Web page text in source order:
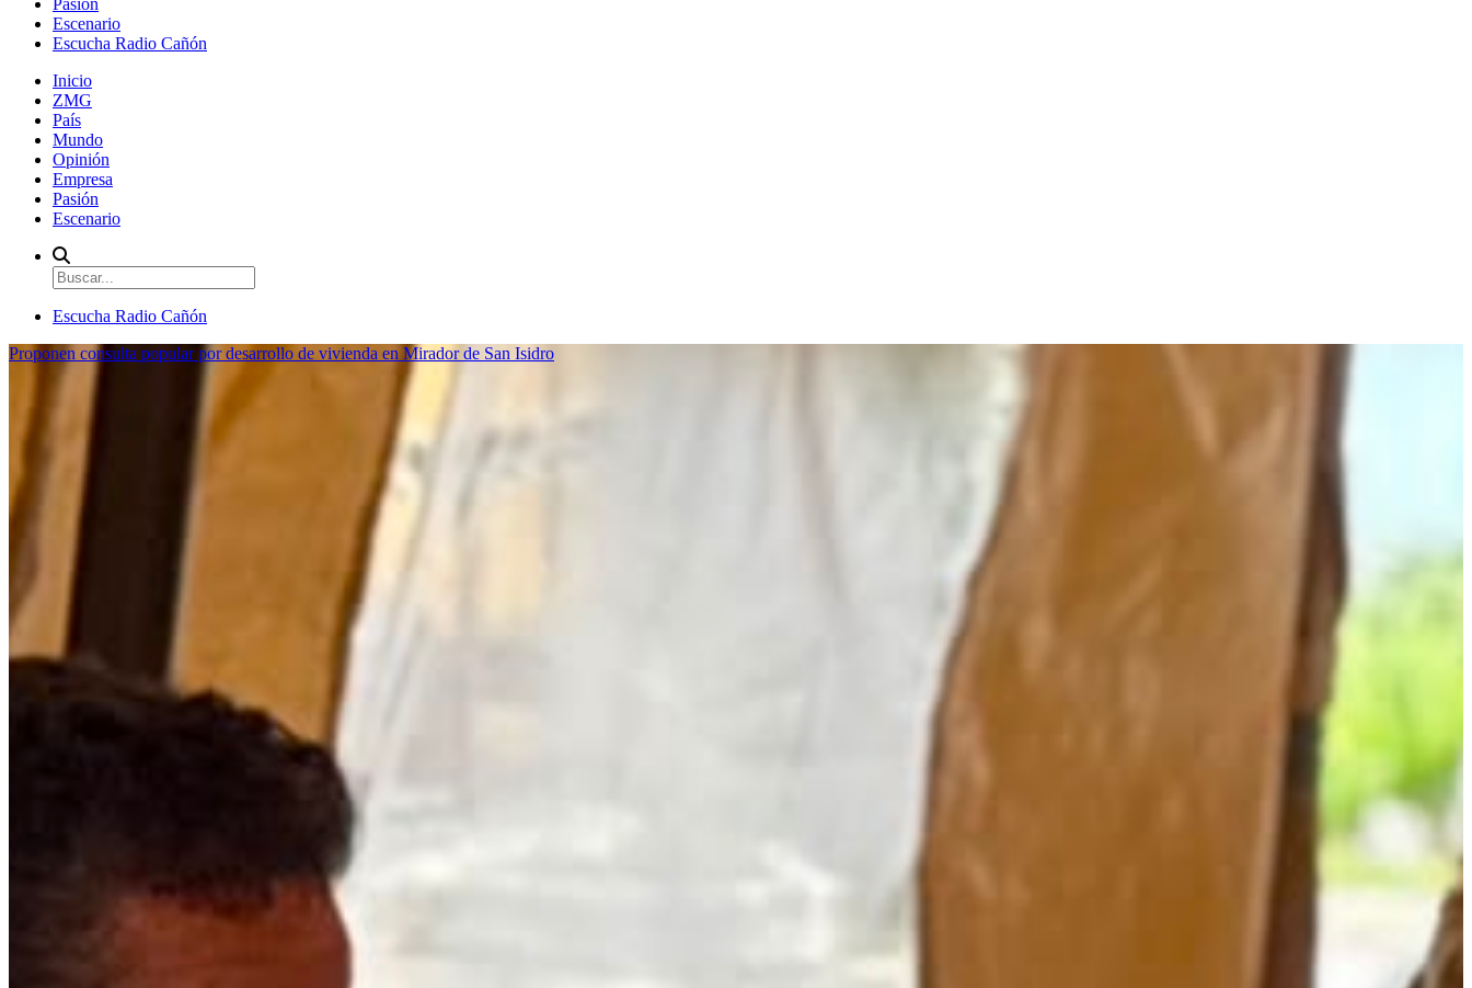
Pasión
Escenario
Escucha Radio Cañón
Inicio
ZMG
País
Mundo
Opinión
Empresa
Pasión
Escenario
Escucha Radio Cañón
Proponen consulta popular por desarrollo de vivienda en Mirador de San Isidro